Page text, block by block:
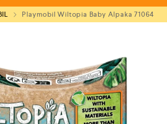
Playmobil Wiltopia Baby Alpaka 71064